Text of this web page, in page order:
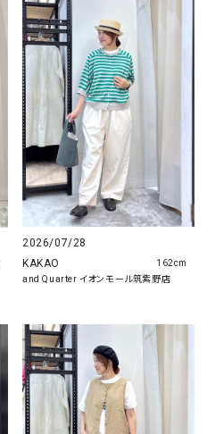
2026/07/28
KAKAO
and Quarter イオンモール筑紫野店
162cm